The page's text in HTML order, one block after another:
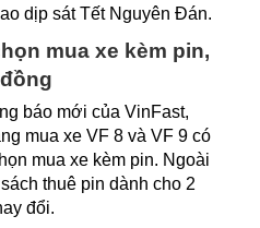
dịp sát Tết Nguyên Đán.
mua xe kèm pin,
báo mới của VinFast,
mua xe VF 8 và VF 9 có
mua xe kèm pin. Ngoài
thuê pin dành cho 2
đổi.